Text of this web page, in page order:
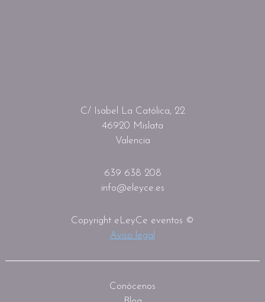
C/ Isabel La Católica, 22
46920 Mislata
Valencia
639 638 208
info@eleyce.es
Copyright eLeyCe eventos ©
Aviso legal
Conócenos